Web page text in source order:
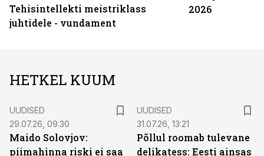
Tehisintellekti meistriklass
juhtidele - vundament
2026
HETKEL KUUM
UUDISED
29.07.26, 09:30
Maido Solovjov:
piimahinna riski ei saa
UUDISED
31.07.26, 13:21
Põllul roomab tulevane
delikatess: Eesti ainsas